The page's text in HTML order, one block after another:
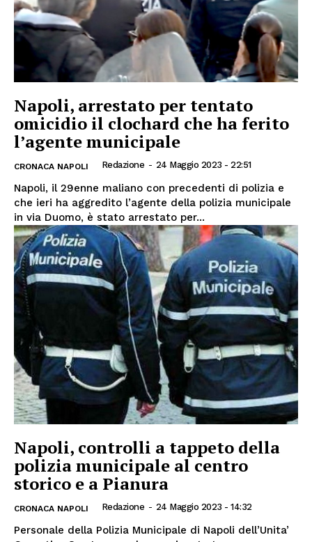
Napoli, arrestato per tentato
omicidio il clochard che ha ferito
l’agente municipale
CRONACA NAPOLI Redazione - 24 Maggio 2023 - 22:51
Napoli, il 29enne maliano con precedenti di polizia e
che ieri ha aggredito l’agente della polizia municipale
in via Duomo, è stato arrestato per...
Napoli, controlli a tappeto della
polizia municipale al centro
storico e a Pianura
CRONACA NAPOLI Redazione - 24 Maggio 2023 - 14:32
Personale della Polizia Municipale di Napoli dell’Unita’